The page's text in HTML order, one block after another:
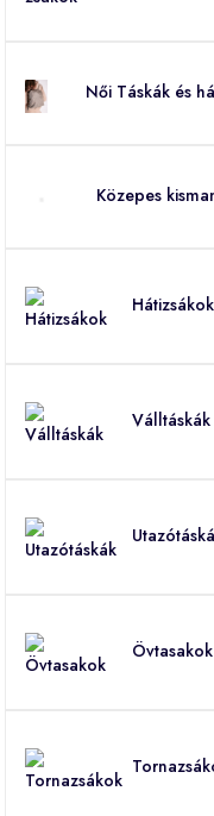
Női Táskák és
Közepes
Hátizsákok
Válltáskák
Övtasakok